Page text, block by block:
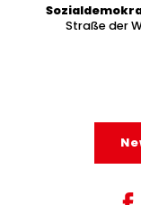
Straße der